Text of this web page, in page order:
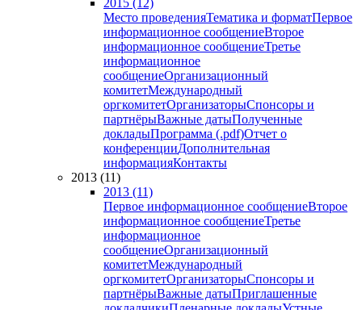
2015 (12)
Место проведенияТематика и форматПервое
информационное сообщениеВторое
информационное сообщениеТретье
информационное
сообщениеОрганизационный
комитетМеждународный
оргкомитетОрганизаторыСпонсоры и
партнёрыВажные датыПолученные
докладыПрограмма (.pdf)Отчет о
конференцииДополнительная
информацияКонтакты
2013 (11)
2013 (11)
Первое информационное сообщениеВторое
информационное сообщениеТретье
информационное
сообщениеОрганизационный
комитетМеждународный
оргкомитетОрганизаторыСпонсоры и
партнёрыВажные датыПриглашенные